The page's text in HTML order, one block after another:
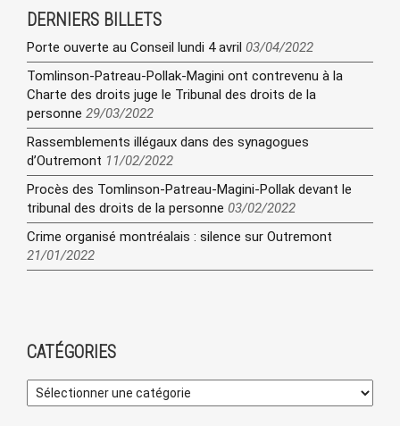
DERNIERS BILLETS
Porte ouverte au Conseil lundi 4 avril 03/04/2022
Tomlinson-Patreau-Pollak-Magini ont contrevenu à la
Charte des droits juge le Tribunal des droits de la
personne 29/03/2022
Rassemblements illégaux dans des synagogues
d’Outremont 11/02/2022
Procès des Tomlinson-Patreau-Magini-Pollak devant le
tribunal des droits de la personne 03/02/2022
Crime organisé montréalais : silence sur Outremont
21/01/2022
CATÉGORIES